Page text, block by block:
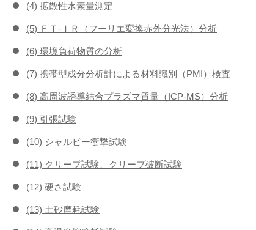
(4) 拡散性水素量測定
(5) ＦＴ-ＩＲ（フーリエ変換赤外分光法）分析
(6) 環境負荷物質の分析
(7) 携帯型成分分析計による材料識別（PMI）検査
(8) 高周波誘導結合プラズマ質量（ICP-MS）分析
(9) 引張試験
(10) シャルピー衝撃試験
(11) クリープ試験、クリープ破断試験
(12) 硬さ試験
(13) 土砂摩耗試験